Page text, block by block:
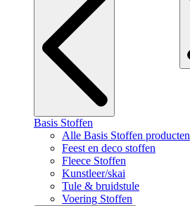
Basis Stoffen
Alle Basis Stoffen producten
Feest en deco stoffen
Fleece Stoffen
Kunstleer/skai
Tule & bruidstule
Voering Stoffen